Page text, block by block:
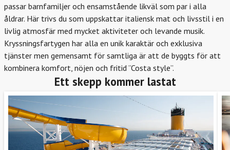
passar barnfamiljer och ensamstående likväl som par i alla
åldrar. Här trivs du som uppskattar italiensk mat och livsstil i en
livlig atmosfär med mycket aktiviteter och levande musik.
Kryssningsfartygen har alla en unik karaktär och exklusiva
tjänster men gemensamt för samtliga är att de byggts för att
kombinera komfort, nöjen och fritid ”Costa style”.
Ett skepp kommer lastat